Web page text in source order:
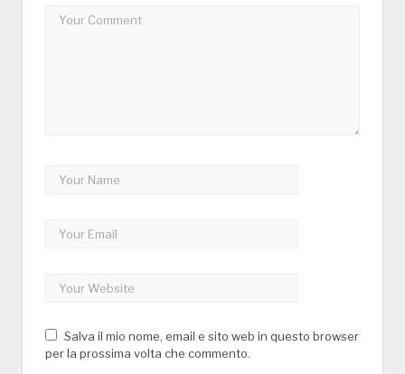
Salva il mio nome, email e sito web in questo browser
per la prossima volta che commento.